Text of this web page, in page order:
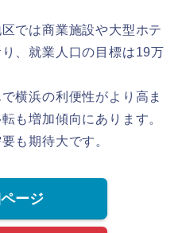
では商業施設や大型ホテ
、就業人口の目標は19万
横浜の利便性がより高ま
も増加傾向にあります。
も期待大です。
ージ